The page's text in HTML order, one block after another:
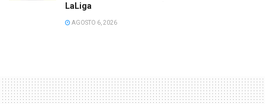
LaLiga
AGOSTO 6, 2026